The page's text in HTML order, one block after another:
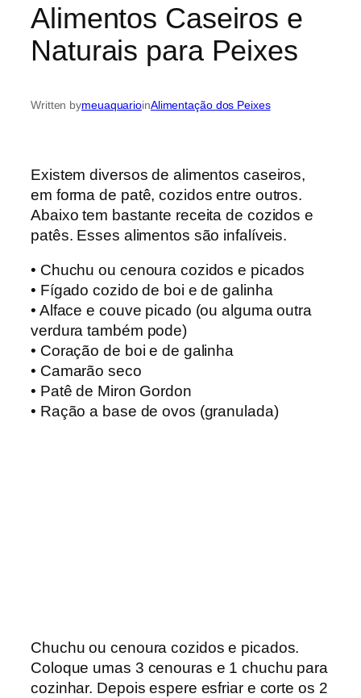
Alimentos Caseiros e
Naturais para Peixes
Written bymeuaquarioinAlimentação dos Peixes
Existem diversos de alimentos caseiros,
em forma de patê, cozidos entre outros.
Abaixo tem bastante receita de cozidos e
patês. Esses alimentos são infalíveis.
• Chuchu ou cenoura cozidos e picados
• Fígado cozido de boi e de galinha
• Alface e couve picado (ou alguma outra
verdura também pode)
• Coração de boi e de galinha
• Camarão seco
• Patê de Miron Gordon
• Ração a base de ovos (granulada)
Chuchu ou cenoura cozidos e picados.
Coloque umas 3 cenouras e 1 chuchu para
cozinhar. Depois espere esfriar e corte os 2